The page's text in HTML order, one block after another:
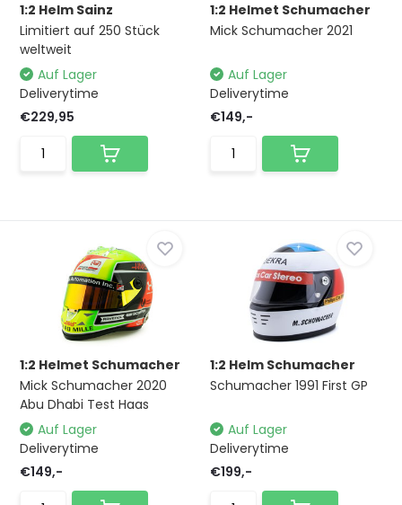
1:2 Helm Sainz
Limitiert auf 250 Stück
weltweit
Auf Lager
Deliverytime
€229,95
1:2 Helmet Schumacher
Mick Schumacher 2021
Auf Lager
Deliverytime
€149,-
1:2 Helmet Schumacher
Mick Schumacher 2020
Abu Dhabi Test Haas
Auf Lager
Deliverytime
€149,-
1:2 Helm Schumacher
Schumacher 1991 First GP
Auf Lager
Deliverytime
€199,-